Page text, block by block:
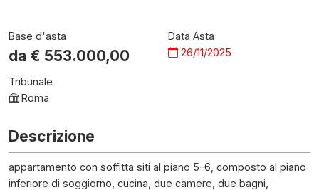
Base d'asta
da € 553.000,00
Data Asta
26/11/2025
Tribunale
Roma
Descrizione
appartamento con soffitta siti al piano 5-6, composto al piano
inferiore di soggiorno, cucina, due camere, due bagni,